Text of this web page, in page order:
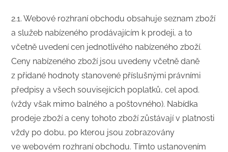
​2.1. Webové rozhraní obchodu obsahuje seznam zboží
a služeb nabízeného prodávajícím k prodeji, a to
včetně uvedení cen jednotlivého nabízeného zboží.
Ceny nabízeného zboží jsou uvedeny včetně daně
z přidané hodnoty stanovené příslušnými právními
předpisy a všech souvisejících poplatků, cel apod.
(vždy však mimo balného a poštovného). Nabídka
prodeje zboží a ceny tohoto zboží zůstávají v platnosti
vždy po dobu, po kterou jsou zobrazovány
ve webovém rozhraní obchodu. Tímto ustanovením